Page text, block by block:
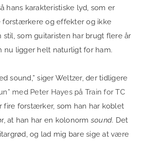
hans karakteristiske lyd, som er
forstærkere og effekter og ikke
som guitaristen har brugt flere år
nu ligger helt naturligt for ham.
sound,” siger Weltzer, der tidligere
med Peter Hayes på Train for TC
fire forstærker, som han har koblet
at han har en kolonorm sound. Det
og lad mig bare sige at være